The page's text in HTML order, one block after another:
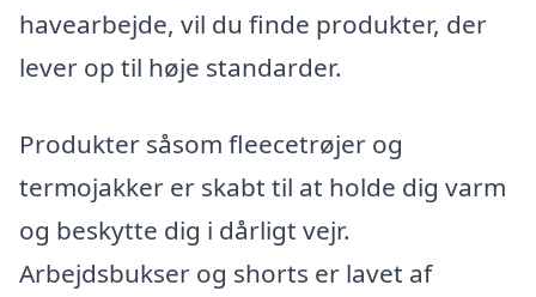
havearbejde, vil du finde produkter, der
lever op til høje standarder.
Produkter såsom fleecetrøjer og
termojakker er skabt til at holde dig varm
og beskytte dig i dårligt vejr.
Arbejdsbukser og shorts er lavet af